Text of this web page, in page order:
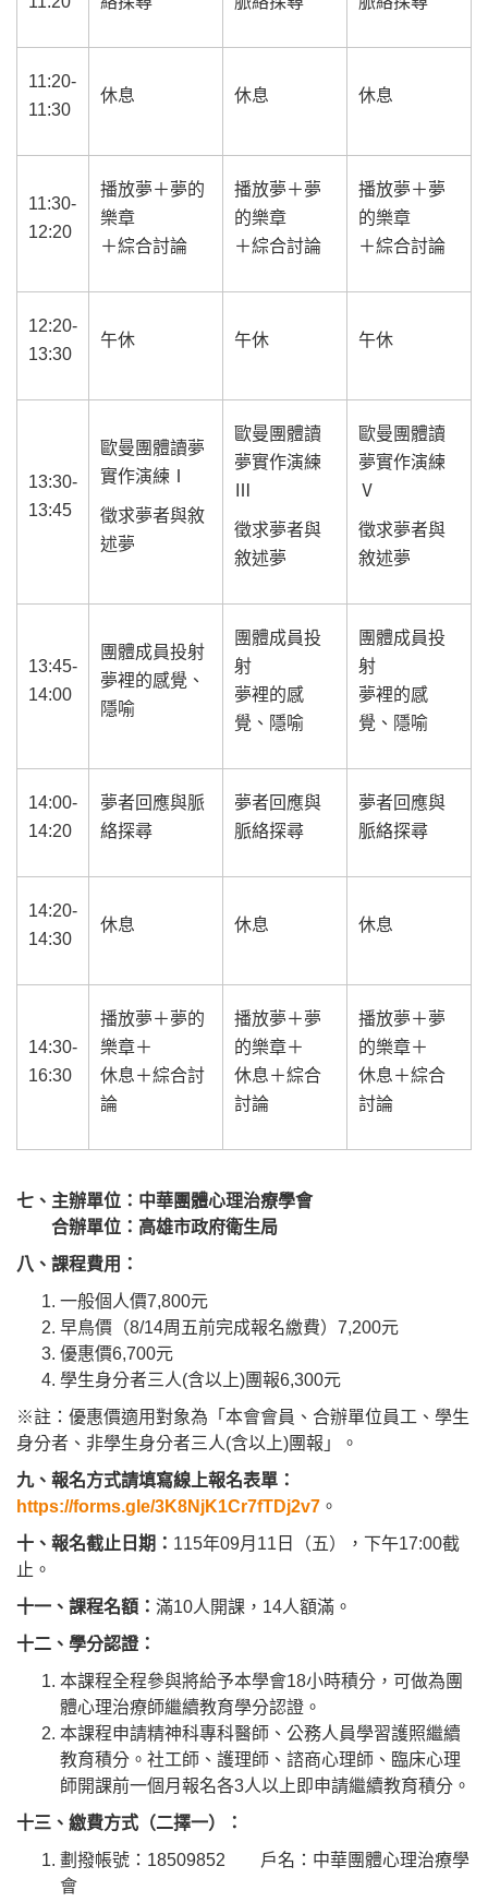
11:20-
11:30
休息 休息 休息
11:30-
12:20
播放夢＋夢的
樂章
＋綜合討論
播放夢＋夢
的樂章
＋綜合討論
播放夢＋夢
的樂章
＋綜合討論
12:20-
13:30
午休 午休 午休
13:30-
13:45
歐曼團體讀夢
實作演練Ⅰ
徵求夢者與敘
述夢
歐曼團體讀
夢實作演練
徵求夢者與
敘述夢
歐曼團體讀
夢實作演練
Ⅴ
徵求夢者與
敘述夢
13:45-
14:00
團體成員投射
夢裡的感覺、
隱喻
團體成員投
射
夢裡的感
覺、隱喻
團體成員投
射
夢裡的感
覺、隱喻
14:00-
14:20
夢者回應與脈
絡探尋
夢者回應與
脈絡探尋
夢者回應與
脈絡探尋
14:20-
14:30
休息 休息 休息
14:30-
16:30
播放夢＋夢的
樂章＋
休息＋綜合討
論
播放夢＋夢
的樂章＋
休息＋綜合
討論
播放夢＋夢
的樂章＋
休息＋綜合
討論
七、 主辦單位：中華團體心理治療學會
合辦單位：高雄市政府衛生局
八、 課程費用：
一般個人價7,800元
早鳥價（8/14周五前完成報名繳費）7,200元
優惠價6,700元
學生身分者三人(含以上)團報6,300元
※註：優惠價適用對象為「本會會員、合辦單位員工、學生
身分者、非學生身分者三人(含以上)團報」。
九、 報名方式請填寫線上報名表單：
https://forms.gle/3K8NjK1Cr7fTDj2v7 。
十、 報名截止 日期： 115年09月11日（五），下午17:00截
止。
十一、 課程名額： 滿10人開課，14人額滿。
十二、 學分認證：
本課程全程參與將給予本學會18小時積分，可做為團
體心理治療師繼續教育學分認證。
本課程申請精神科專科醫師、公務人員學習護照繼續
教育積分。社工師、護理師、諮商心理師、臨床心理
師開課前一個月報名各3人以上即申請繼續教育積分。
十三、 繳費方式（二擇一）：
劃撥帳號：18509852 戶名：中華團體心理治療學
會